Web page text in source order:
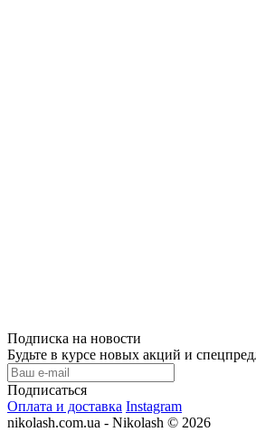
Подписка на новости
Будьте в курсе новых акций и
Подписаться
Оплата и доставка Instagram
nikolash.com.ua - Nikolash © 2026